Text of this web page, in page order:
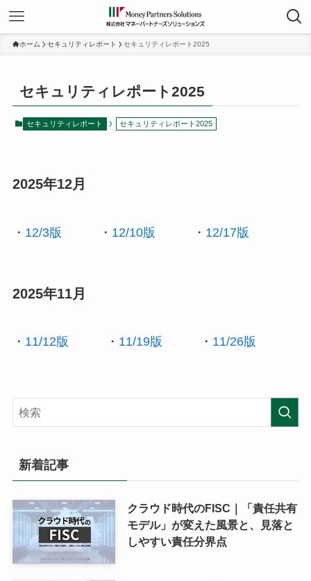
ホーム セキュリティレポート セキュリティレポート2025
セキュリティレポート2025
セキュリティレポート セキュリティレポート2025
2025年12月
・ 12/3版 ・ 12/10版 ・ 12/17版
2025年11月
・ 11/12版 ・ 11/19版 ・ 11/26版
新着記事
クラウド時代のFISC｜「責任共有
モデル」が変えた風景と、見落と
しやすい責任分界点